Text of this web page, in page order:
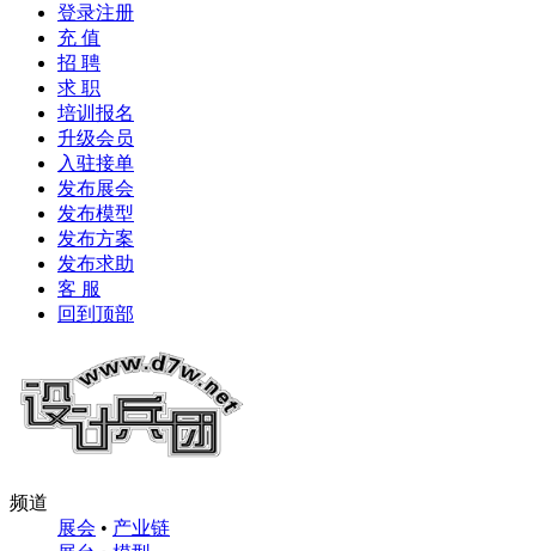
登录注册
充 值
招 聘
求 职
培训报名
升级会员
入驻接单
发布展会
发布模型
发布方案
发布求助
客 服
回到顶部
频道
展会 • 产业链